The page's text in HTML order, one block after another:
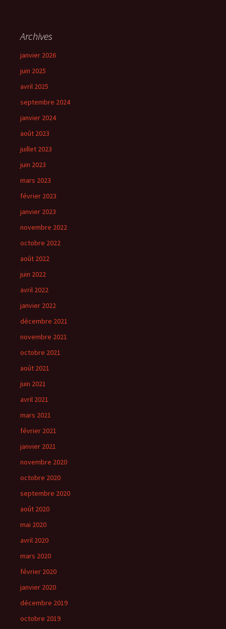
Archives
janvier 2026
juin 2025
avril 2025
septembre 2024
janvier 2024
août 2023
juillet 2023
juin 2023
mars 2023
février 2023
janvier 2023
novembre 2022
octobre 2022
août 2022
juin 2022
avril 2022
janvier 2022
décembre 2021
novembre 2021
octobre 2021
août 2021
juin 2021
avril 2021
mars 2021
février 2021
janvier 2021
novembre 2020
octobre 2020
septembre 2020
août 2020
mai 2020
avril 2020
mars 2020
février 2020
janvier 2020
décembre 2019
octobre 2019